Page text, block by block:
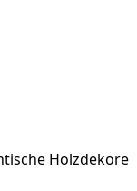
Holzdekore